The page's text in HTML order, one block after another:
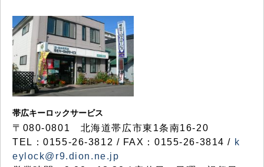
帯広キーロックサービス
〒080-0801 北海道帯広市東1条南16-20
TEL：0155-26-3812 / FAX：0155-26-3814 / k
eylock@r9.dion.ne.jp